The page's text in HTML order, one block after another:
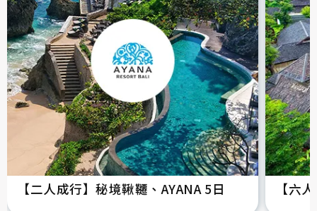
【二人成行】秘境鞦韆、AYANA 5日 【六